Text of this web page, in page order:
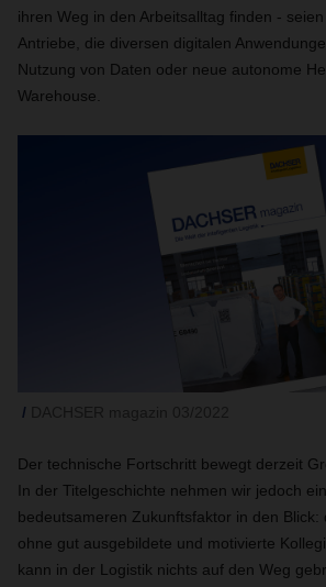
ihren Weg in den Arbeitsalltag finden -
Antriebe, die diversen digitalen
Nutzung von Daten oder neue autonome
Warehouse.
Der technische Fortschritt bewegt derzeit
In der Titelgeschichte nehmen wir jedoch
bedeutsameren Zukunftsfaktor in den Blick:
ohne gut ausgebildete und motivierte
kann in der Logistik nichts auf den Weg